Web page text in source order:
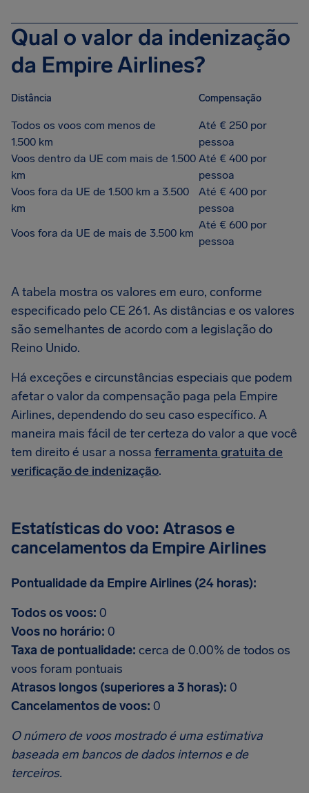
Qual o valor da indenização
da Empire Airlines?
Distância Compensação
Todos os voos com menos de
1.500 km
Até € 250 por
pessoa
Voos dentro da UE com mais de 1.500
km
Até € 400 por
pessoa
Voos fora da UE de 1.500 km a 3.500
km
Até € 400 por
pessoa
Voos fora da UE de mais de 3.500 km
Até € 600 por
pessoa
A tabela mostra os valores em euro, conforme
especificado pelo CE 261. As distâncias e os valores
são semelhantes de acordo com a legislação do
Reino Unido.
Há exceções e circunstâncias especiais que podem
afetar o valor da compensação paga pela Empire
Airlines, dependendo do seu caso específico. A
maneira mais fácil de ter certeza do valor a que você
tem direito é usar a nossa ferramenta gratuita de
verificação de indenização.
Estatísticas do voo: Atrasos e
cancelamentos da Empire Airlines
Pontualidade da Empire Airlines (24 horas):
Todos os voos: 0
Voos no horário: 0
Taxa de pontualidade: cerca de 0.00% de todos os
voos foram pontuais
Atrasos longos (superiores a 3 horas): 0
Cancelamentos de voos: 0
O número de voos mostrado é uma estimativa
baseada em bancos de dados internos e de
terceiros.